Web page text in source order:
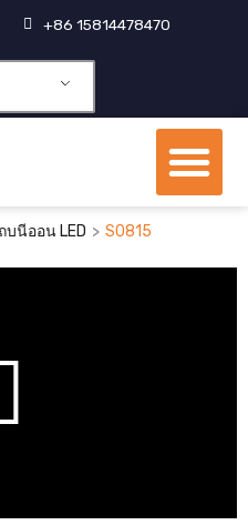
+86 15814478470
เม
บนีออน LED > S0815